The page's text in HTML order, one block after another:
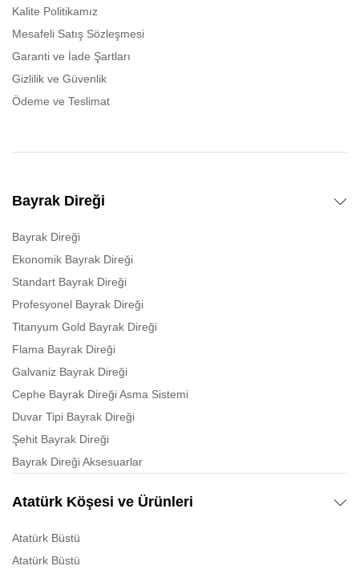
Kalite Politikamız
Mesafeli Satış Sözleşmesi
Garanti ve İade Şartları
Gizlilik ve Güvenlik
Ödeme ve Teslimat
Bayrak Direği
Bayrak Direği
Ekonomik Bayrak Direği
Standart Bayrak Direği
Profesyonel Bayrak Direği
Titanyum Gold Bayrak Direği
Flama Bayrak Direği
Galvaniz Bayrak Direği
Cephe Bayrak Direği Asma Sistemi
Duvar Tipi Bayrak Direği
Şehit Bayrak Direği
Bayrak Direği Aksesuarlar
Atatürk Köşesi ve Ürünleri
Atatürk Büstü
Atatürk Büstü